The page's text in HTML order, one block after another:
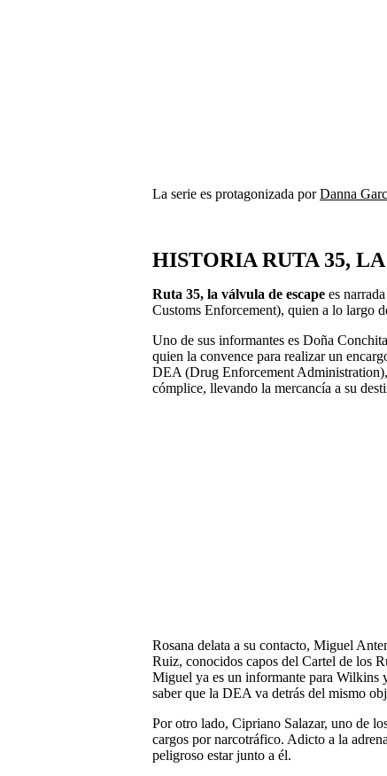
La serie es protagonizada porDanna
HISTORIA RUTA 35,
Ruta 35, la válvula de escape es
Customs Enforcement), quien a lo largo
Uno de sus informantes es Doña
quien la convence para realizar un
DEA (Drug Enforcement
cómplice, llevando la mercancía a su
Rosana delata a su contacto, Miguel
Ruiz, conocidos capos del Cartel de los
Miguel ya es un informante para Wilkins
saber que la DEA va detrás del mismo
Por otro lado, Cipriano Salazar, uno de
cargos por narcotráfico. Adicto a la
peligroso estar junto a él.